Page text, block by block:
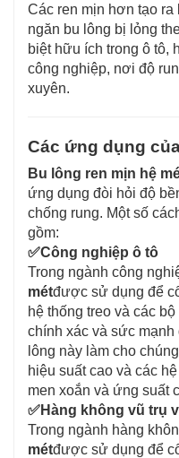
Các ren mịn hơn tạo ra
ngăn bu lông bị lỏng
biệt hữu ích trong ô tô,
công nghiệp, nơi độ
xuyên.
Các ứng dụng
Bu lông ren mịn hệ
ứng dụng đòi hỏi độ
chống rung. Một số
gồm:
✅Công nghiệp ô tô
Trong ngành công
métđược sử dụng để
hệ thống treo và các
chính xác và sức
lông này làm cho
hiệu suất cao và các
men xoắn và ứng suất
✅Hàng không vũ trụ
Trong ngành hàng
métđược sử dụng để